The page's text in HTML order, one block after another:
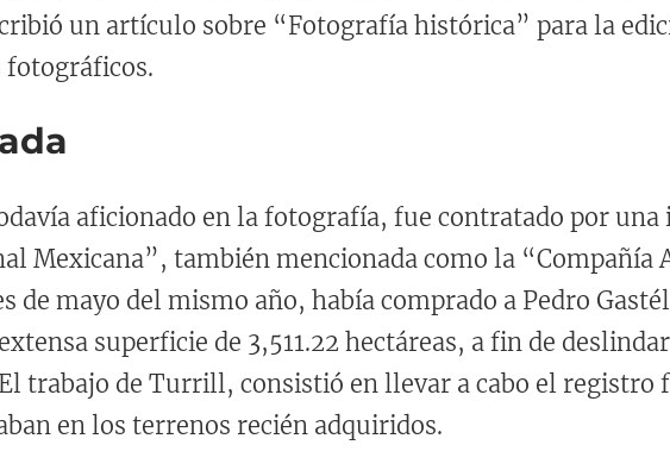
un artículo sobre “Fotografía histórica” ​​para la
fotográficos.
aficionado en la fotografía, fue contratado por
Mexicana”, también mencionada como la “Compañía
de mayo del mismo año, había comprado a Pedro
superficie de 3,511.22 hectáreas, a fin de
trabajo de Turrill, consistió en llevar a cabo el registro
en los terrenos recién adquiridos.